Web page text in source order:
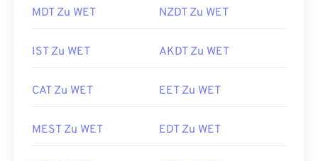
MDT Zu WET NZDT Zu WET
IST Zu WET AKDT Zu WET
CAT Zu WET EET Zu WET
MEST Zu WET EDT Zu WET